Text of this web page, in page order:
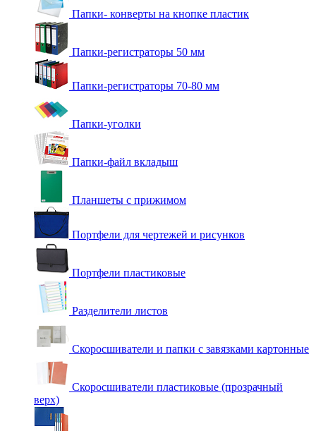
Папки- конверты на кнопке пластик
Папки-регистраторы 50 мм
Папки-регистраторы 70-80 мм
Папки-уголки
Папки-файл вкладыш
Планшеты с прижимом
Портфели для чертежей и рисунков
Портфели пластиковые
Разделители листов
Скоросшиватели и папки с завязками картонные
Скоросшиватели пластиковые (прозрачный
верх)